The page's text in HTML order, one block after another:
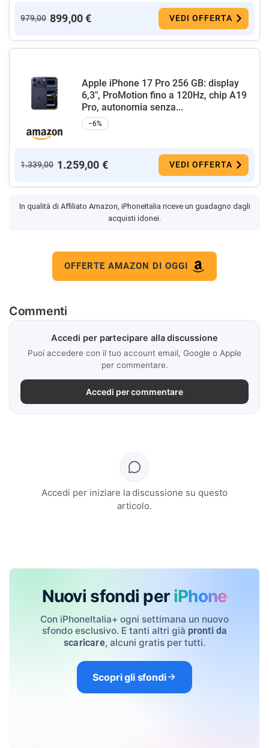
979,00 899,00 € VEDI OFFERTA
Apple iPhone 17 Pro 256 GB: display
6,3", ProMotion fino a 120Hz, chip A19
Pro, autonomia senza...
−6%
1.339,00 1.259,00 € VEDI OFFERTA
In qualità di Affiliato Amazon, iPhoneItalia riceve un guadagno dagli
acquisti idonei.
OFFERTE AMAZON DI OGGI
Commenti
Accedi per partecipare alla discussione
Puoi accedere con il tuo account email, Google o Apple
per commentare.
Accedi per commentare
Accedi per iniziare la discussione su questo
articolo.
Nuovi sfondi per iPhone
Con iPhoneItalia+ ogni settimana un nuovo
sfondo esclusivo. E tanti altri già pronti da
scaricare, alcuni gratis per tutti.
Scopri gli sfondi